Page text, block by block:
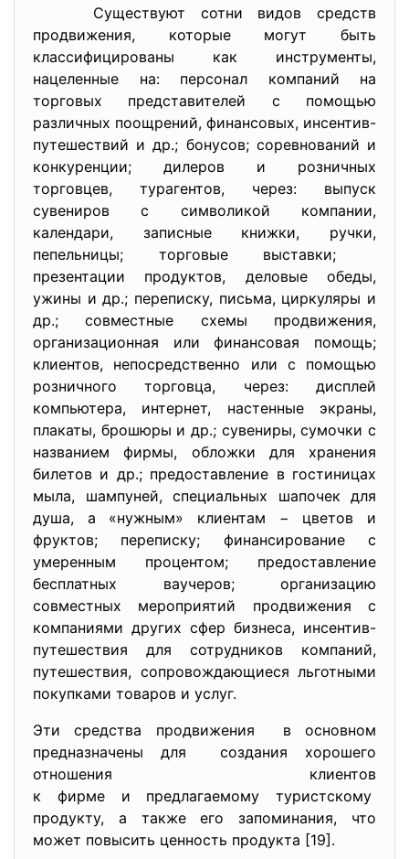
Существуют сотни видов средств
продвижения, которые могут быть
классифицированы как инструменты,
нацеленные на: персонал компаний на
торговых представителей с помощью
различных поощрений, финансовых, инсентив-
путешествий и др.; бонусов; соревнований и
конкуренции; дилеров и розничных
торговцев, турагентов, через: выпуск
сувениров с символикой компании,
календари, записные книжки, ручки,
пепельницы; торговые выставки;
презентации продуктов, деловые обеды,
ужины и др.; переписку, письма, циркуляры и
др.; совместные схемы продвижения,
организационная или финансовая помощь;
клиентов, непосредственно или с помощью
розничного торговца, через: дисплей
компьютера, интернет, настенные экраны,
плакаты, брошюры и др.; сувениры, сумочки с
названием фирмы, обложки для хранения
билетов и др.; предоставление в гостиницах
мыла, шампуней, специальных шапочек для
душа, а «нужным» клиентам − цветов и
фруктов; переписку; финансирование с
умеренным процентом; предоставление
бесплатных ваучеров; организацию
совместных мероприятий продвижения с
компаниями других сфер бизнеса, инсентив-
путешествия для сотрудников компаний,
путешествия, сопровождающиеся льготными
покупками товаров и услуг.
Эти средства продвижения в основном
предназначены для создания хорошего
отношения клиентов
к фирме и предлагаемому туристскому
продукту, а также его запоминания, что
может повысить ценность продукта [19].